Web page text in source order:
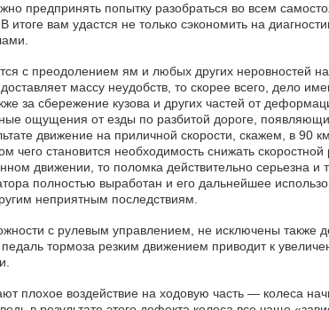
предпринять попытку разобраться во всем
итоге вам удастся не только сэкономить на
с преодолением ям и любых других неровностей
массу неудобств, то скорее всего, дело
за сбережение кузова и других частей от
ощущения от езды по разбитой дороге,
движение на приличной скорости, скажем, в 90
чего становится необходимость снижать
движении, то поломка действительно серьезна и
полностью выработан и его дальнейшее
неприятным последствиям.
с рулевым управлением, не исключены также
тормоза резким движением приводит к
плохое воздействие на ходовую часть — колеса